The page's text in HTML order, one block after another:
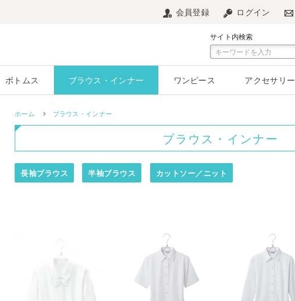
会員登録 ログイン
サイト内検索
ボトムス ブラウス・インナー ワンピース アクセサリー
ホーム ブラウス・インナー
ブラウス・インナー
長袖ブラウス 半袖ブラウス カットソー／ニット